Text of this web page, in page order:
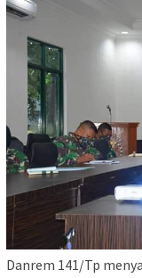
Danrem 141/Tp